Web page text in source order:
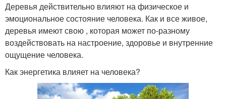
Деревья действительно влияют на физическое и
эмоциональное состояние человека. Как и все живое,
деревья имеют свою , которая может по-разному
воздействовать на настроение, здоровье и внутренние
ощущение человека.
Как энергетика влияет на человека?